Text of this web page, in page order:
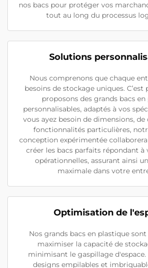
nos bacs pour protéger vos
tout au long du processus
Solutions
Nous comprenons que chaque
besoins de stockage uniques.
proposons des grands bacs
personnalisables, adaptés à vos
vous ayez besoin de dimensions,
fonctionnalités particulières,
conception expérimentée
créer les bacs parfaits répondant à
opérationnelles, assurant ainsi
maximale dans votre
Optimisation de
Nos grands bacs en plastique
maximiser la capacité de
minimisant le gaspillage d'espace.
designs empilables et